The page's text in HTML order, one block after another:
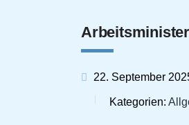
22. September
Kategorien: